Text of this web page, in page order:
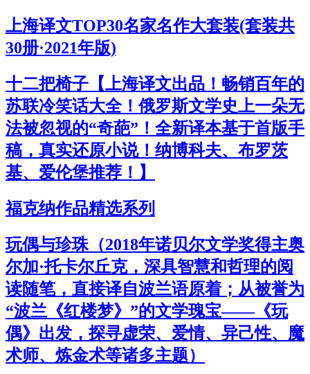
上海译文TOP30名家名作大套装(套装共
30册·2021年版)
十二把椅子【上海译文出品！畅销百年的
苏联冷笑话大全！俄罗斯文学史上一朵无
法被忽视的“奇葩”！全新译本基于首版手
稿，真实还原小说！纳博科夫、布罗茨
基、爱伦堡推荐！】
福克纳作品精选系列
玩偶与珍珠（2018年诺贝尔文学奖得主奥
尔加·托卡尔丘克，深具智慧和哲理的阅
读随笔，直接译自波兰语原着；从被誉为
“波兰《红楼梦》”的文学瑰宝——《玩
偶》出发，探寻虚荣、爱情、异己性、魔
术师、炼金术等诸多主题）